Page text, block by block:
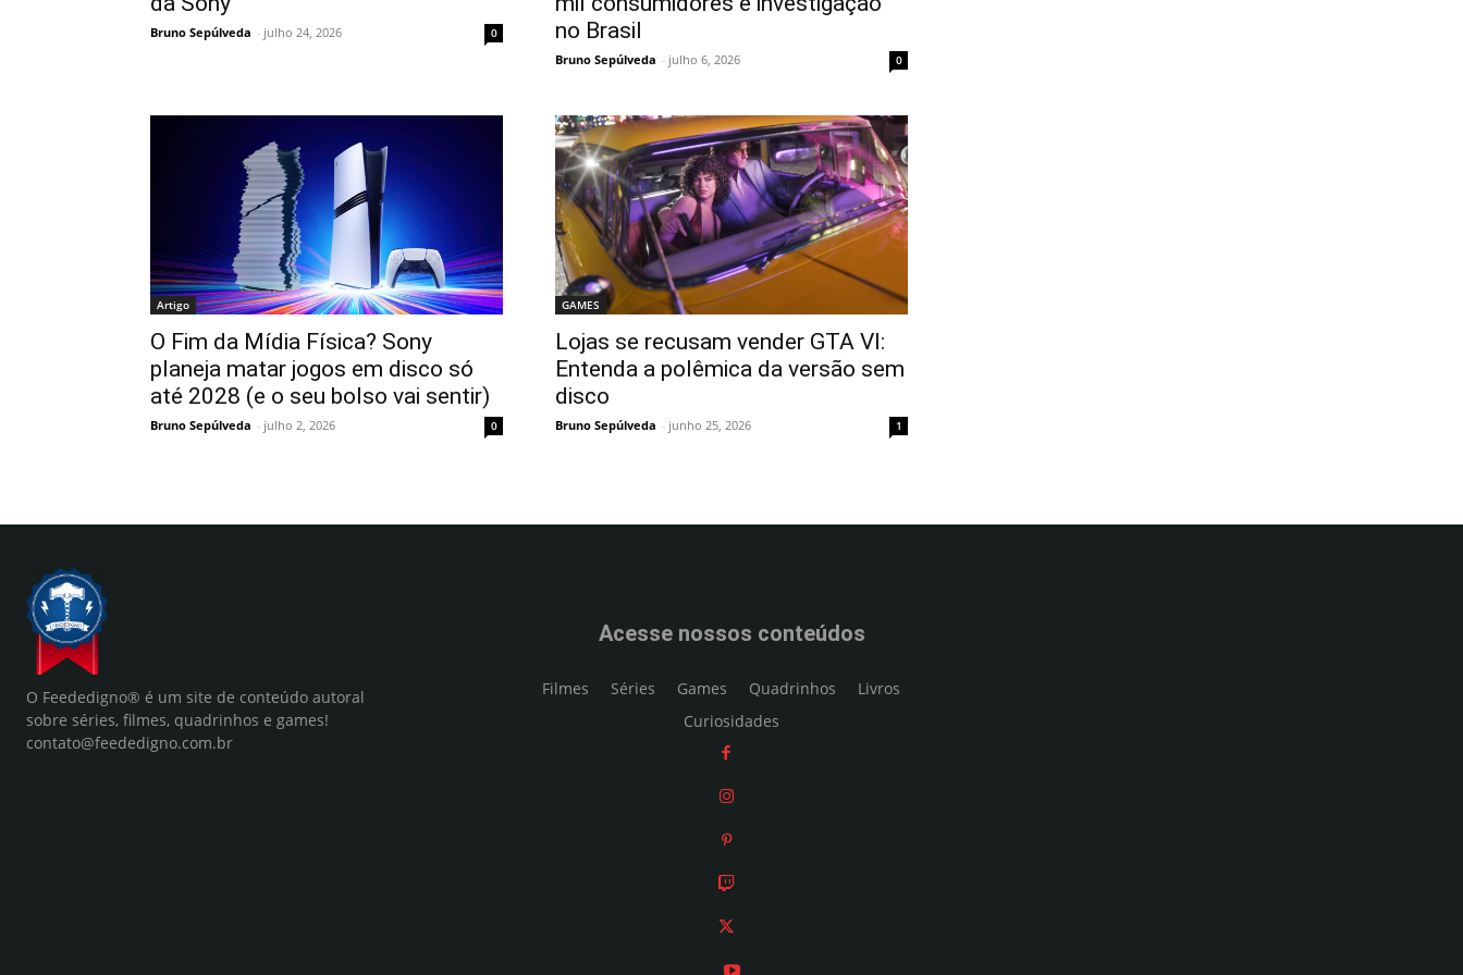
Bruno Sepúlveda - julho 24, 2026 0
no Brasil
Bruno Sepúlveda - julho 6, 2026 0
Artigo
O Fim da Mídia Física? Sony
planeja matar jogos em disco só
até 2028 (e o seu bolso vai sentir)
Bruno Sepúlveda - julho 2, 2026 0
GAMES
Lojas se recusam vender GTA VI:
Entenda a polêmica da versão sem
disco
Bruno Sepúlveda - junho 25, 2026 1
O Feededigno® é um site de conteúdo autoral
sobre séries, filmes, quadrinhos e games!
contato@feededigno.com.br
Acesse nossos conteúdos
Filmes Séries Games Quadrinhos
Livros
Curiosidades